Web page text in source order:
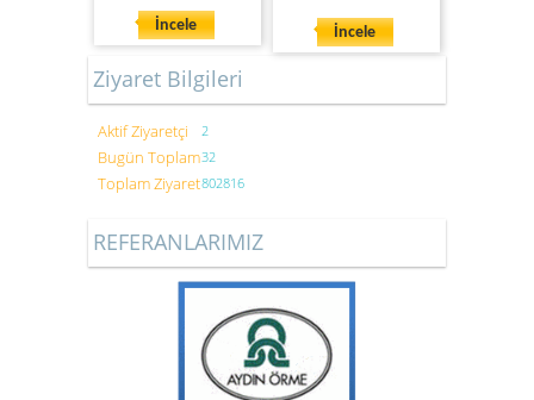
İncele İncele
Ziyaret Bilgileri
Aktif Ziyaretçi 2
Bugün Toplam32
Toplam Ziyaret802816
REFERANLARIMIZ